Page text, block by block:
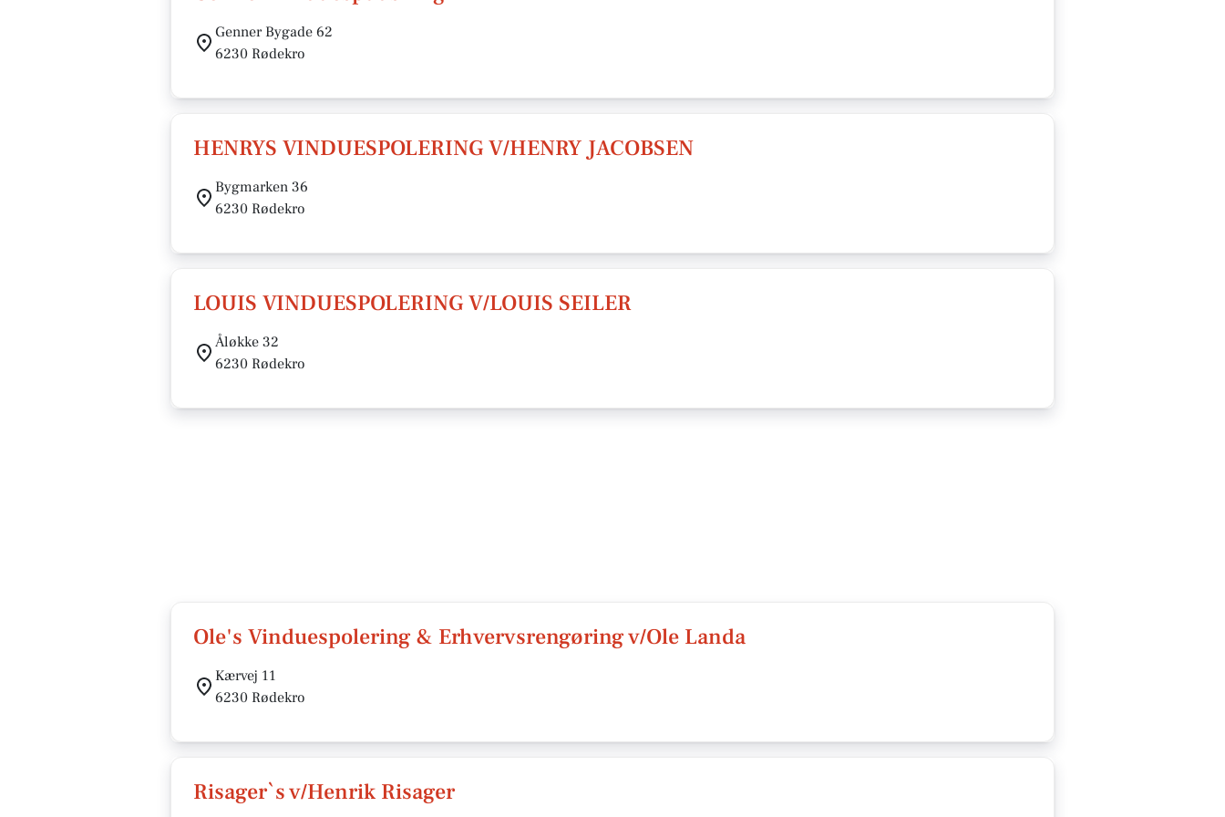
Genner Bygade 62
6230 Rødekro
HENRYS VINDUESPOLERING V/HENRY JACOBSEN
Bygmarken 36
6230 Rødekro
LOUIS VINDUESPOLERING V/LOUIS SEILER
Åløkke 32
6230 Rødekro
Ole's Vinduespolering & Erhvervsrengøring v/Ole Landa
Kærvej 11
6230 Rødekro
Risager`s v/Henrik Risager